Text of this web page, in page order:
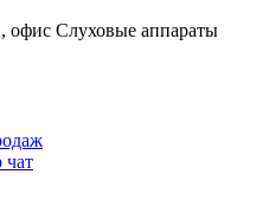
офис Слуховые аппараты
чат